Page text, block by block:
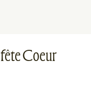
Coeur